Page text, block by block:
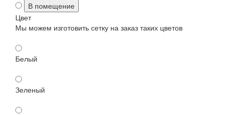
В помещение
Цвет
Мы можем изготовить сетку на заказ таких цветов
Белый
Зеленый